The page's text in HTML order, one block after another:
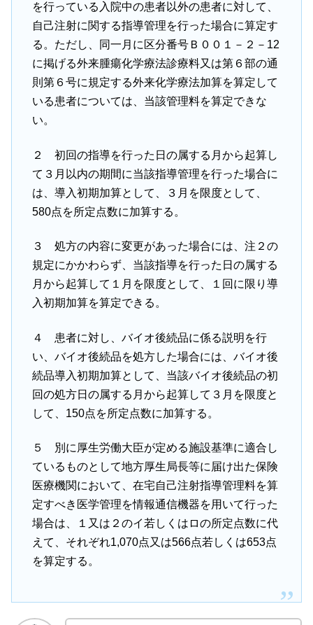
を行っている入院中の患者以外の患者に対して、
自己注射に関する指導管理を行った場合に算定す
る。ただし、同一月に区分番号Ｂ００１－２－12
に掲げる外来腫瘍化学療法診療料又は第６部の通
則第６号に規定する外来化学療法加算を算定して
いる患者については、当該管理料を算定できな
い。
２ 初回の指導を行った日の属する月から起算し
て３月以内の期間に当該指導管理を行った場合に
は、導入初期加算として、３月を限度として、
580点を所定点数に加算する。
３ 処方の内容に変更があった場合には、注２の
規定にかかわらず、当該指導を行った日の属する
月から起算して１月を限度として、１回に限り導
入初期加算を算定できる。
４ 患者に対し、バイオ後続品に係る説明を行
い、バイオ後続品を処方した場合には、バイオ後
続品導入初期加算として、当該バイオ後続品の初
回の処方日の属する月から起算して３月を限度と
して、150点を所定点数に加算する。
５ 別に厚生労働大臣が定める施設基準に適合し
ているものとして地方厚生局長等に届け出た保険
医療機関において、在宅自己注射指導管理料を算
定すべき医学管理を情報通信機器を用いて行った
場合は、１又は２のイ若しくはロの所定点数に代
えて、それぞれ1,070点又は566点若しくは653点
を算定する。